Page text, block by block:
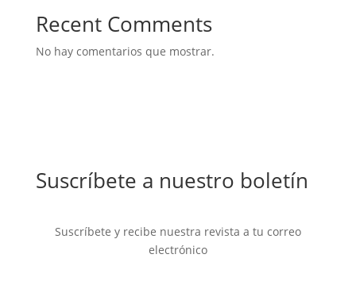
Recent Comments
No hay comentarios que mostrar.
Suscríbete a nuestro boletín
Suscríbete y recibe nuestra revista a tu correo
electrónico